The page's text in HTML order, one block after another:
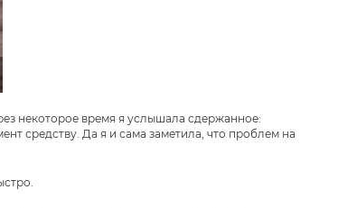
некоторое время я услышала сдержанное:
средству. Да я и сама заметила, что проблем на